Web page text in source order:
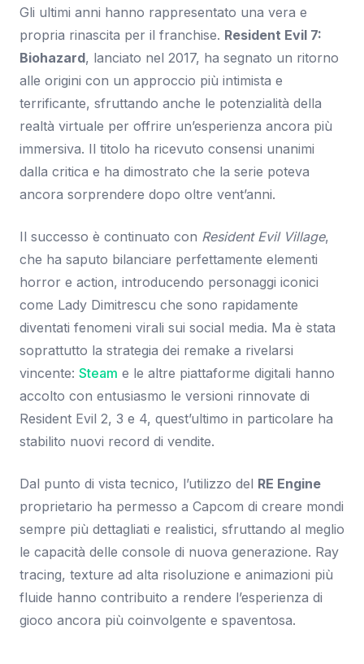
Gli ultimi anni hanno rappresentato una vera e
propria rinascita per il franchise. Resident Evil 7:
Biohazard, lanciato nel 2017, ha segnato un ritorno
alle origini con un approccio più intimista e
terrificante, sfruttando anche le potenzialità della
realtà virtuale per offrire un’esperienza ancora più
immersiva. Il titolo ha ricevuto consensi unanimi
dalla critica e ha dimostrato che la serie poteva
ancora sorprendere dopo oltre vent’anni.
Il successo è continuato con Resident Evil Village,
che ha saputo bilanciare perfettamente elementi
horror e action, introducendo personaggi iconici
come Lady Dimitrescu che sono rapidamente
diventati fenomeni virali sui social media. Ma è stata
soprattutto la strategia dei remake a rivelarsi
vincente: Steam e le altre piattaforme digitali hanno
accolto con entusiasmo le versioni rinnovate di
Resident Evil 2, 3 e 4, quest’ultimo in particolare ha
stabilito nuovi record di vendite.
Dal punto di vista tecnico, l’utilizzo del RE Engine
proprietario ha permesso a Capcom di creare mondi
sempre più dettagliati e realistici, sfruttando al meglio
le capacità delle console di nuova generazione. Ray
tracing, texture ad alta risoluzione e animazioni più
fluide hanno contribuito a rendere l’esperienza di
gioco ancora più coinvolgente e spaventosa.